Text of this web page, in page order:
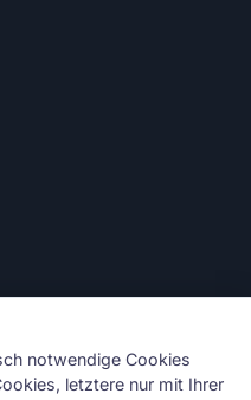
notwendige Cookies
letztere nur mit Ihrer